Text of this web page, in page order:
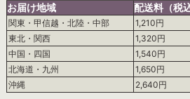
お届け地域
配送料（税込
関東・甲信越・北陸・中部
1,210円
東北・関西
1,320円
中国・四国
1,540円
北海道・九州
1,650円
沖縄
2,640円